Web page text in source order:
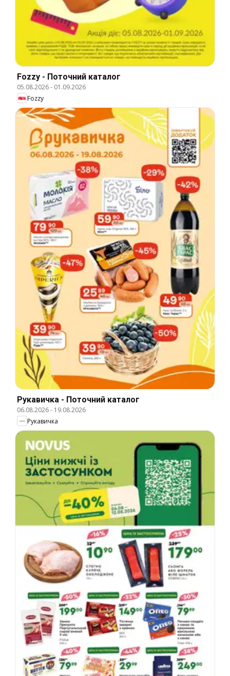
Fozzy - Поточний каталог
05.08.2026- 01.09.2026
Fozzy
Рукавичка - Поточний каталог
06.08.2026- 19.08.2026
Рукавичка